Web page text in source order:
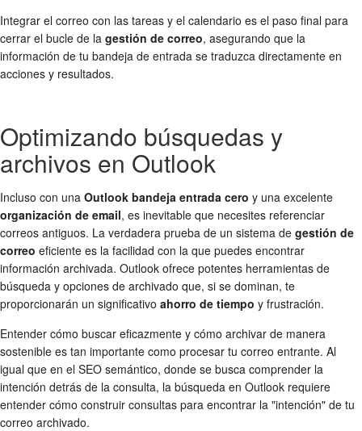
Integrar el correo con las tareas y el calendario es el paso final para
cerrar el bucle de la gestión de correo, asegurando que la
información de tu bandeja de entrada se traduzca directamente en
acciones y resultados.
Optimizando búsquedas y
archivos en Outlook
Incluso con una Outlook bandeja entrada cero y una excelente
organización de email, es inevitable que necesites referenciar
correos antiguos. La verdadera prueba de un sistema de gestión de
correo eficiente es la facilidad con la que puedes encontrar
información archivada. Outlook ofrece potentes herramientas de
búsqueda y opciones de archivado que, si se dominan, te
proporcionarán un significativo ahorro de tiempo y frustración.
Entender cómo buscar eficazmente y cómo archivar de manera
sostenible es tan importante como procesar tu correo entrante. Al
igual que en el SEO semántico, donde se busca comprender la
intención detrás de la consulta, la búsqueda en Outlook requiere
entender cómo construir consultas para encontrar la "intención" de tu
correo archivado.